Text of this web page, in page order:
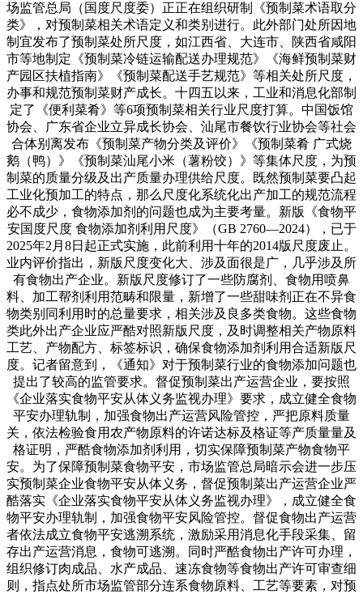
场监管总局（国度尺度委）正正在组织研制《预制菜术语取分
类》，对预制菜相关术语定义和类别进行。此外部门处所因地
制宜发布了预制菜处所尺度，如江西省、大连市、陕西省咸阳
市等地制定《预制菜冷链运输配送办理规范》《海鲜预制菜财
产园区扶植指南》《预制菜配送手艺规范》等相关处所尺度，
办事和规范预制菜财产成长。十四五以来，工业和消息化部制
定了《便利菜肴》等6项预制菜相关行业尺度打算。中国饭馆
协会、广东省企业立异成长协会、汕尾市餐饮行业协会等社会
合体别离发布《预制菜产物分类及评价》《预制菜肴 广式烧
鹅（鸭）》《预制菜汕尾小米（薯粉饺）》等集体尺度，为预
制菜的质量分级及出产质量办理供给尺度。既然预制菜要凸起
工业化预加工的特点，那么尺度化系统化出产加工的规范流程
必不成少，食物添加剂的问题也成为主要考量。新版《食物平
安国度尺度 食物添加剂利用尺度》（GB 2760—2024），已于
2025年2月8日起正式实施，此前利用十年的2014版尺度废止。
业内评价指出，新版尺度变化大、涉及面很是广，几乎涉及所
有食物出产企业。新版尺度修订了一些防腐剂、食物用喷鼻
料、加工帮剂利用范畴和限量，新增了一些甜味剂正在不异食
物类别同利用时的总量要求，相关涉及良多类食物。这些食物
类此外出产企业应严酷对照新版尺度，及时调整相关产物原料
工艺、产物配方、标签标识，确保食物添加剂利用合适新版尺
度。记者留意到，《通知》对于预制菜行业的食物添加问题也
提出了较高的监管要求。督促预制菜出产运营企业，要按照
《企业落实食物平安从体义务监视办理》要求，成立健全食物
平安办理轨制，加强食物出产运营风险管控，严把原料质量
关，依法检验食用农产物原料的许诺达标及格证等产质量量及
格证明，严酷食物添加剂利用，切实保障预制菜产物食物平
安。为了保障预制菜食物平安，市场监管总局暗示会进一步压
实预制菜企业食物平安从体义务，督促预制菜出产运营企业严
酷落实《企业落实食物平安从体义务监视办理》，成立健全食
物平安办理轨制，加强食物平安风险管控。督促食物出产运营
者依法成立食物平安逃溯系统，激励采用消息化手段采集、留
存出产运营消息，食物可逃溯。同时严酷食物出产许可办理，
组织修订肉成品、水产成品、速冻食物等食物出产许可审查细
则，指点处所市场监管部分连系食物原料、工艺等要素，对预